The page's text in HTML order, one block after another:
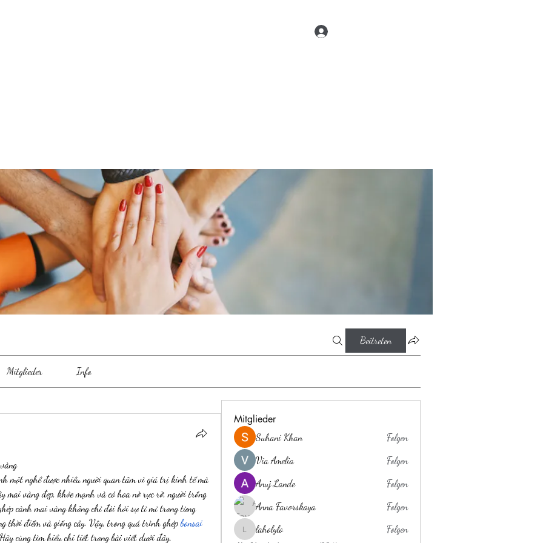
Beitreten
Mitglieder Info
một nghề được nhiều người quan tâm vì giá trị kinh tế mà
mai vàng đẹp, khỏe mạnh và có hoa nở rực rỡ, người trồng
cành mai vàng không chỉ đòi hỏi sự tỉ mỉ trong từng
thời điểm và giống cây. Vậy, trong quá trình ghép bonsai
cùng tìm hiểu chi tiết trong bài viết dưới đây.
Mitglieder
Suhani Khan
Folgen
Via Amelia
Folgen
Anuj Lande
Folgen
Anna Favorskaya
Folgen
laholylo
laholylo
Folgen